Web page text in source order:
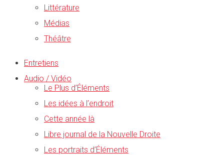
Littérature
Médias
Théâtre
Entretiens
Audio / Vidéo
Le Plus d’Éléments
Les idées à l’endroit
Cette année là
Libre journal de la Nouvelle Droite
Les portraits d’Éléments